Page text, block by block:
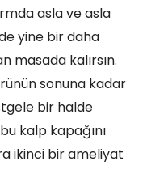
asla ve asla
yine bir daha
masada kalırsın.
sonuna kadar
bir halde
kalp kapağını
ikinci bir ameliyat